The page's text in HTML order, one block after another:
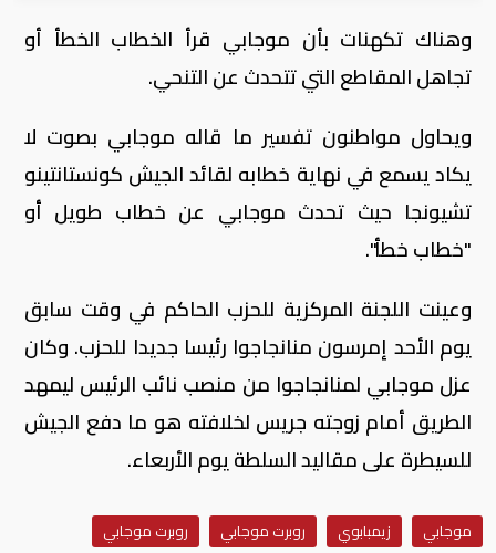
وهناك تكهنات بأن موجابي قرأ الخطاب الخطأ أو
تجاهل المقاطع التي تتحدث عن التنحي.
ويحاول مواطنون تفسير ما قاله موجابي بصوت لا
يكاد يسمع في نهاية خطابه لقائد الجيش كونستانتينو
تشيونجا حيث تحدث موجابي عن خطاب طويل أو
"خطاب خطأ".
وعينت اللجنة المركزية للحزب الحاكم في وقت سابق
يوم الأحد إمرسون منانجاجوا رئيسا جديدا للحزب. وكان
عزل موجابي لمنانجاجوا من منصب نائب الرئيس ليمهد
الطريق أمام زوجته جريس لخلافته هو ما دفع الجيش
للسيطرة على مقاليد السلطة يوم الأربعاء.
موجابي زيمبابوي روبرت موجابي
روبرت موجابي